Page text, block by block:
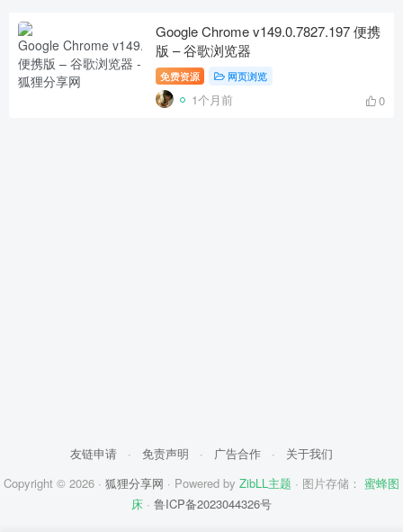
Google Chrome v149.0.7827.197 便携
版 – 谷歌浏览器
免费资源 网页浏览
1个月前 0
友链申请 · 免责声明 · 广告合作 ·
关于我们
Copyright © 2026 · 狐狸分享网 · Powered by ZibLL主题 · 图片存储： 蜜蜂图
床 · 鲁ICP备2023044326号